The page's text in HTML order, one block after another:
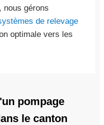
nous gérons
de relevage
optimale vers les
pompage
le canton